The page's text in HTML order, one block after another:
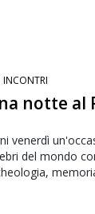
INCONTRI
notte al
venerdì
del mondo